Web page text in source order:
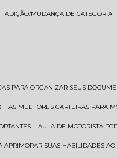
ADIÇÃO/MUDANÇA DE CATEGORIA
PARA ORGANIZAR SEUS
AS MELHORES CARTEIRAS PARA
AULA DE MOTORISTA
APRIMORAR SUAS HABILIDADES AO